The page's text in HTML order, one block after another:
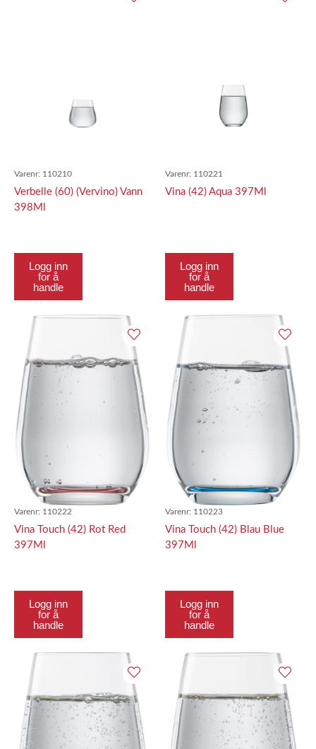
Varenr: 110210
Verbelle (60) (Vervino) Vann
398Ml
Logg inn
for å
handle
Varenr: 110221
Vina (42) Aqua 397Ml
Logg inn
for å
handle
Varenr: 110222
Vina Touch (42) Rot Red
397Ml
Logg inn
for å
handle
Varenr: 110223
Vina Touch (42) Blau Blue
397Ml
Logg inn
for å
handle